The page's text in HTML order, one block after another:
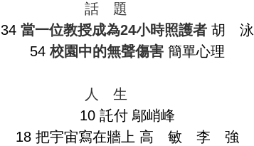
話 題
34 當一位教授成為24小時照護者 胡 泳
54校園中的無聲傷害 簡單心理
人 生
10 託付 鄔峭峰
18 把宇宙寫在牆上 高 敏 李 強